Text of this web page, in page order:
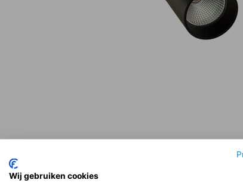
Wij gebruiken cookies